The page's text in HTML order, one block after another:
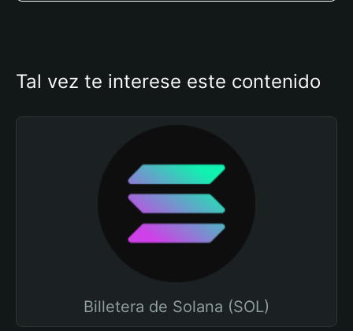
Tal vez te interese este contenido
Billetera de Solana (SOL)